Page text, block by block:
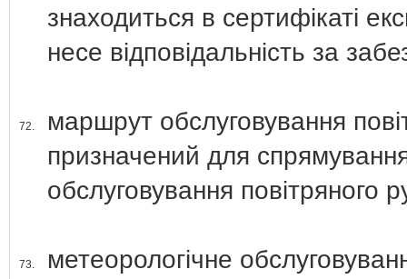
знаходиться в сертифікаті
несе відповідальність за
72.
маршрут обслуговування
призначений для
обслуговування повітряного
73.
метеорологічне